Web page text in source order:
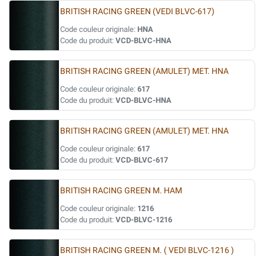
BRITISH RACING GREEN (VEDI BLVC-617)
Code couleur originale: HNA
Code du produit: VCD-BLVC-HNA
BRITISH RACING GREEN (AMULET) MET. HNA
Code couleur originale: 617
Code du produit: VCD-BLVC-HNA
BRITISH RACING GREEN (AMULET) MET. HNA
Code couleur originale: 617
Code du produit: VCD-BLVC-617
BRITISH RACING GREEN M. HAM
Code couleur originale: 1216
Code du produit: VCD-BLVC-1216
BRITISH RACING GREEN M. ( VEDI BLVC-1216 )